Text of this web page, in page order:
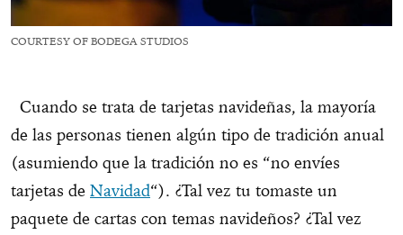
COURTESY OF BODEGA STUDIOS
Cuando se trata de tarjetas navideñas, la mayoría
de las personas tienen algún tipo de tradición anual
(asumiendo que la tradición no es “no envíes
tarjetas de Navidad“). ¿Tal vez tu tomaste un
paquete de cartas con temas navideños? ¿Tal vez